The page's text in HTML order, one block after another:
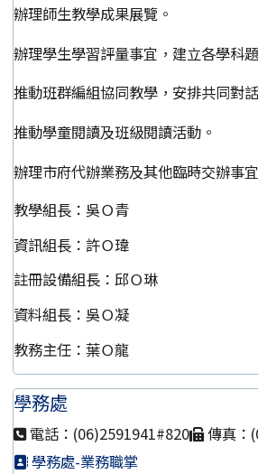
辦理師生教學成果展覽。
辦理學生學習評量事宜，建立各學科
推動班群編組協同教學，安排共同對
推動學童閱讀及班級閱讀活動。
辦理市府代辦業務及其他臨時交辦事
教學組長：吳Ｏ青
資訊組長：許Ｏ瑋
註冊設備組長：邱Ｏ琳
資料組長：吳Ｏ凝
教務主任：葉Ｏ龍
學務處
電話：(06)2591941#820
傳真：
學務處-業務職掌